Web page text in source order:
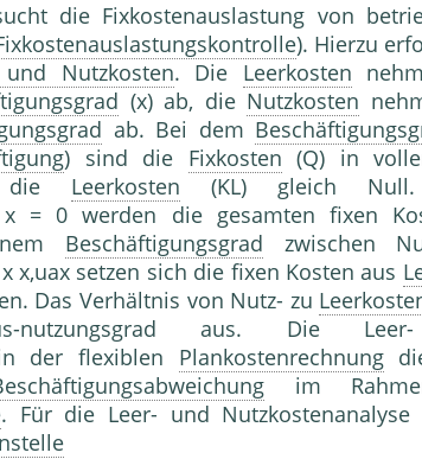
die Fixkostenauslastung von
). Hierzu
und Nutzkosten. Die Leerkosten
(x) ab, die Nutzkosten
ab. Bei dem
) sind die Fixkosten (Q) in
die Leerkosten (KL) gleich
x = 0 werden die gesamten fixen
Beschäftigungsgrad zwischen
x,uax setzen sich die fixen Kosten aus
Das Verhältnis von Nutz- zu
nutzungsgrad aus. Die
der flexiblen Plankostenrechnung
im
. Für die Leer- und Nutzkostenanalyse